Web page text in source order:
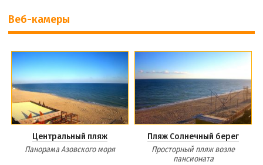
Веб-камеры
Центральный пляж
Панорама Азовского моря
Пляж Солнечный берег
Просторный пляж возле
пансионата